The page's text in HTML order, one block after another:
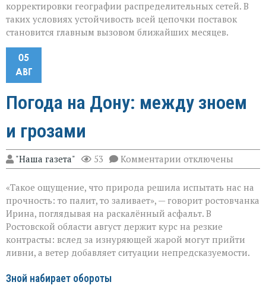
корректировки географии распределительных сетей. В
таких условиях устойчивость всей цепочки поставок
становится главным вызовом ближайших месяцев.
05
АВГ
Погода на Дону: между зноем
и грозами
"Наша газета" 53 Комментарии к
записи
на
Дону:
между
зноем
и
грозами
отключены
«Такое ощущение, что природа решила испытать нас на
прочность: то палит, то заливает», — говорит ростовчанка
Ирина, поглядывая на раскалённый асфальт. В
Ростовской области август держит курс на резкие
контрасты: вслед за изнуряющей жарой могут прийти
ливни, а ветер добавляет ситуации непредсказуемости.
Зной набирает обороты